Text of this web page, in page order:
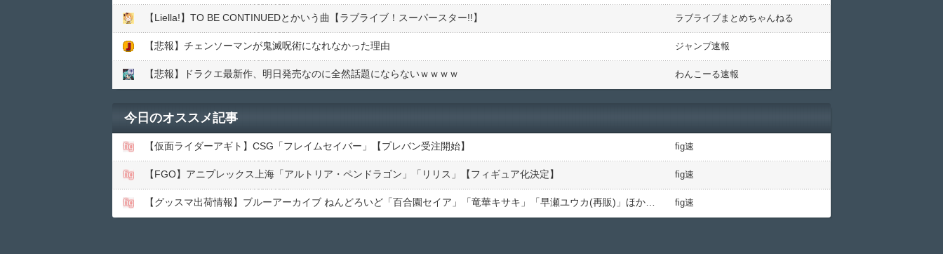
【Liella!】TO BE CONTINUEDとかいう曲【ラブライブ！スーパースター!!】 ラブライブまとめちゃんねる
【悲報】チェンソーマンが鬼滅呪術になれなかった理由 ジャンプ速報
【悲報】ドラクエ最新作、明日発売なのに全然話題にならないｗｗｗｗ わんこーる速報
今日のオススメ記事
【仮面ライダーアギト】CSG「フレイムセイバー」【プレバン受注開始】 fig速
【FGO】アニプレックス上海「アルトリア・ペンドラゴン」「リリス」【フィギュア化決定】 fig速
fig速